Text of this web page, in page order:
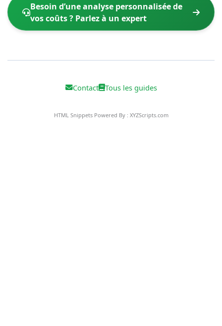
Besoin d’une analyse personnalisée de
vos coûts ? Parlez à un expert
Contact Tous les guides
HTML SnippetsPowered By : XYZScripts.com